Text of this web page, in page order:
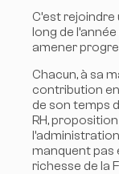
C’est
long de
amener
Chacun, à sa
contribution
de son temps
RH,
manquent pas
richesse de la